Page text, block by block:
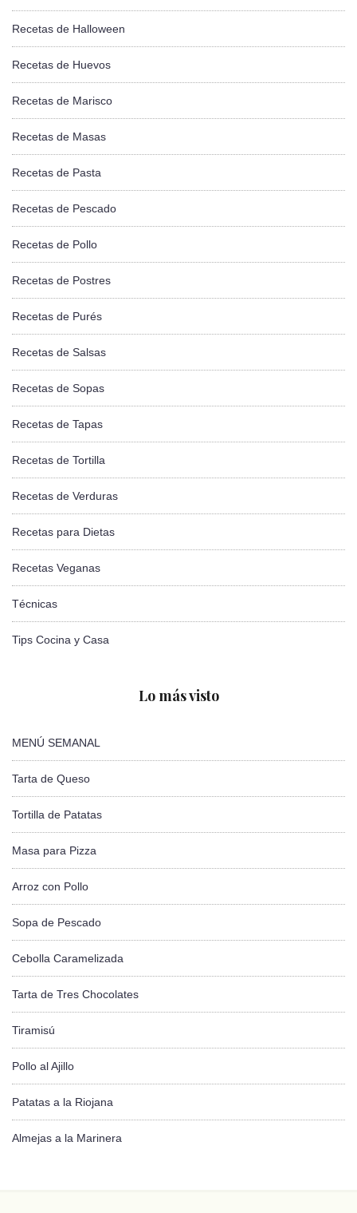
Recetas de Halloween
Recetas de Huevos
Recetas de Marisco
Recetas de Masas
Recetas de Pasta
Recetas de Pescado
Recetas de Pollo
Recetas de Postres
Recetas de Purés
Recetas de Salsas
Recetas de Sopas
Recetas de Tapas
Recetas de Tortilla
Recetas de Verduras
Recetas para Dietas
Recetas Veganas
Técnicas
Tips Cocina y Casa
Lo más visto
MENÚ SEMANAL
Tarta de Queso
Tortilla de Patatas
Masa para Pizza
Arroz con Pollo
Sopa de Pescado
Cebolla Caramelizada
Tarta de Tres Chocolates
Tiramisú
Pollo al Ajillo
Patatas a la Riojana
Almejas a la Marinera